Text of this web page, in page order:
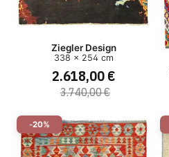
Ziegler Design
338 x 254 cm
2.618,00 €
3.740,00 €
-20%